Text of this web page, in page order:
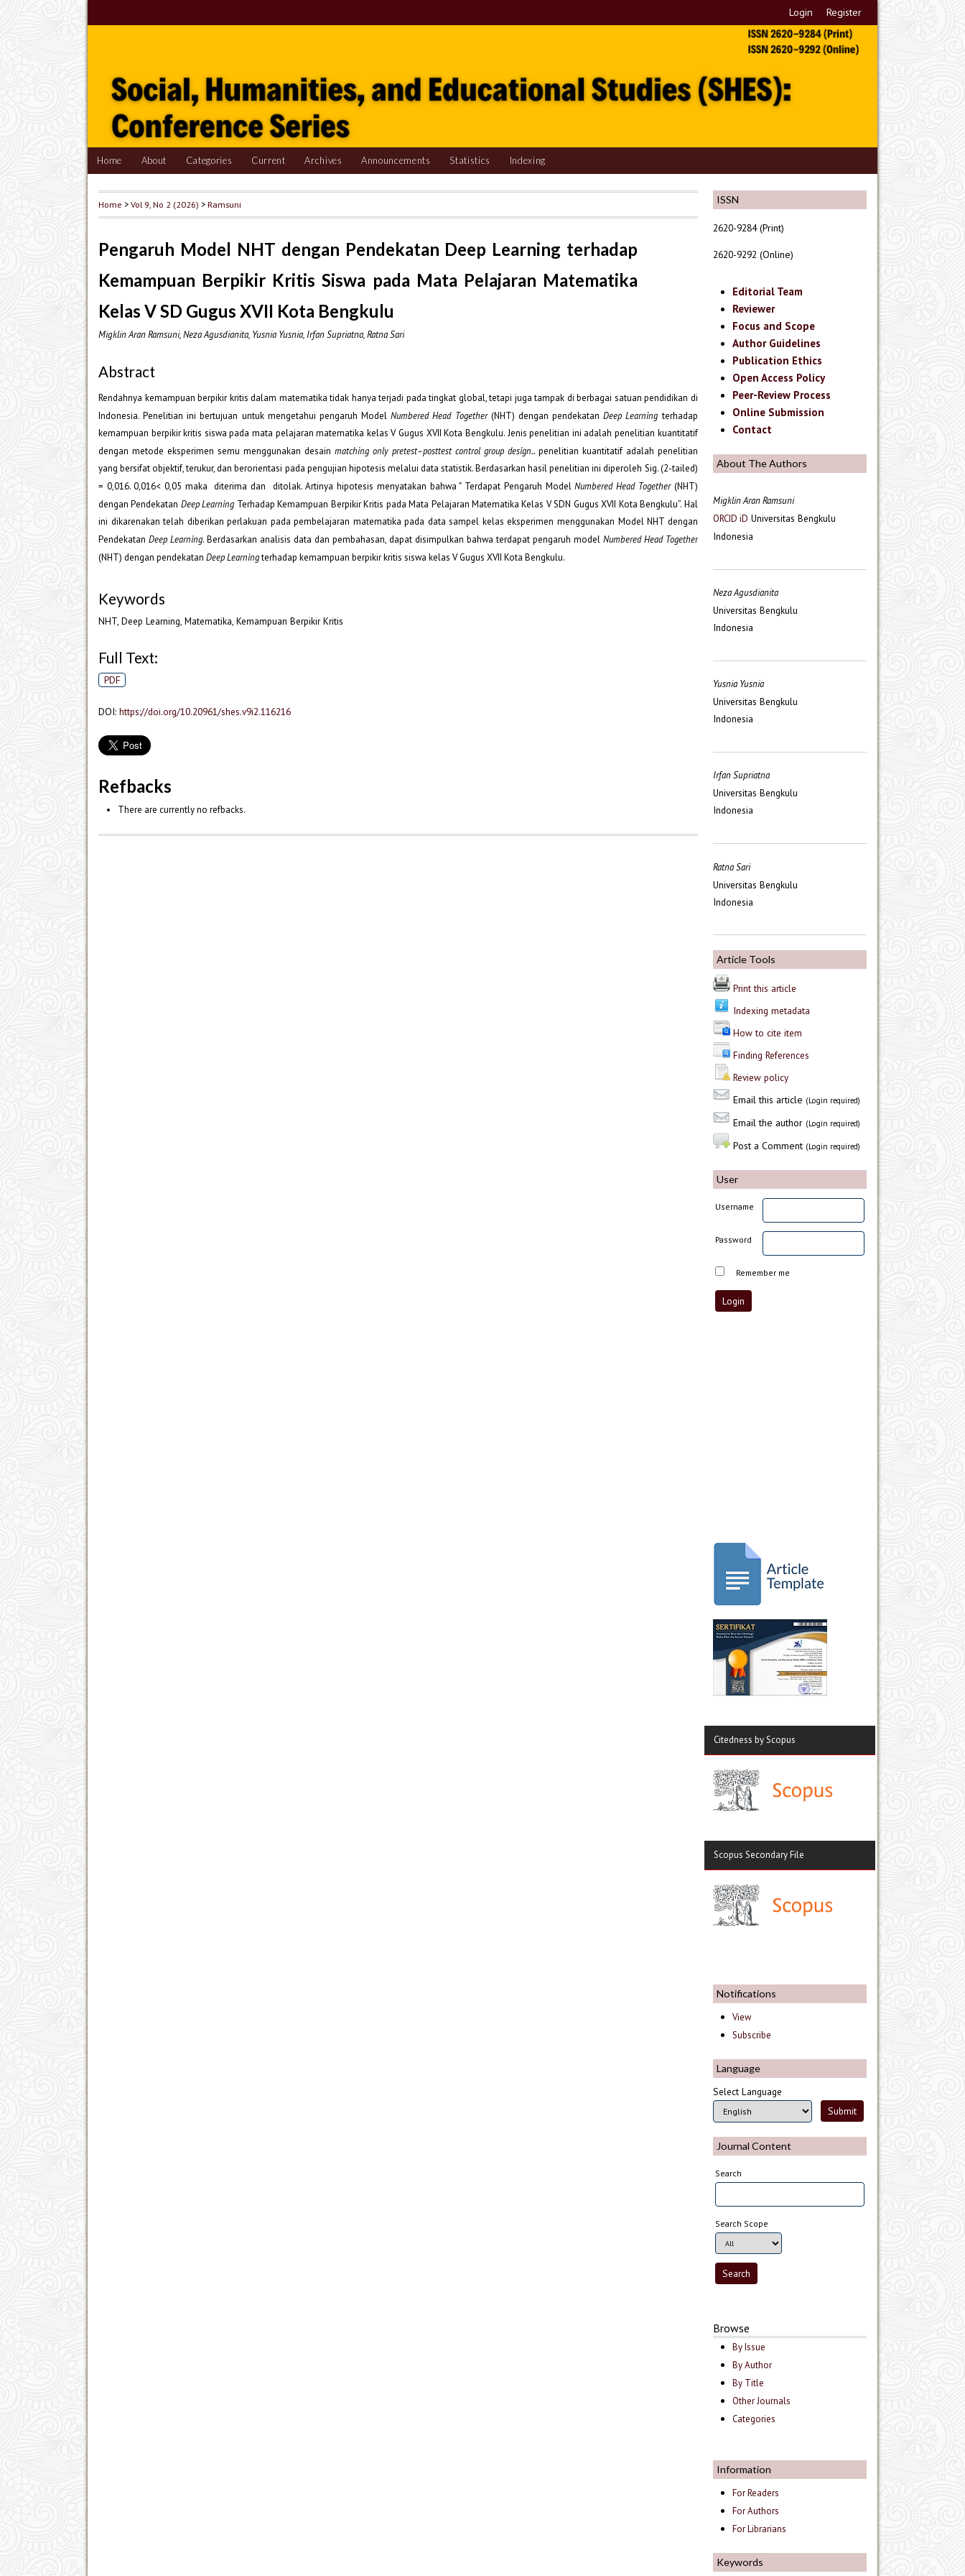
Login Register
Home About Categories Current Archives Announcements Statistics Indexing
ISSN
2620-9284 (Print)
2620-9292 (Online)
Editorial Team
Reviewer
Focus and Scope
Author Guidelines
Publication Ethics
Open Access Policy
Peer-Review Process
Online Submission
Contact
About The Authors
Migklin Aran Ramsuni
ORCID iD Universitas Bengkulu
Indonesia
Neza Agusdianita
Universitas Bengkulu
Indonesia
Yusnia Yusnia
Universitas Bengkulu
Indonesia
Irfan Supriatna
Universitas Bengkulu
Indonesia
Ratna Sari
Universitas Bengkulu
Indonesia
Article Tools
Print this article
Indexing metadata
How to cite item
Finding References
Review policy
Email this article (Login required)
Email the author (Login required)
Post a Comment (Login required)
User
Username
Password
Remember me
Citedness by Scopus
Scopus Secondary File
Notifications
View
Subscribe
Language
Select Language
Journal Content
Search
Search Scope
Browse
By Issue
By Author
By Title
Other Journals
Categories
Information
For Readers
For Authors
For Librarians
Keywords
Home >Vol 9, No 2 (2026) >Ramsuni
Pengaruh Model NHT dengan Pendekatan Deep Learning terhadap
Kemampuan Berpikir Kritis Siswa pada Mata Pelajaran Matematika
Kelas V SD Gugus XVII Kota Bengkulu
Migklin Aran Ramsuni, Neza Agusdianita, Yusnia Yusnia, Irfan Supriatna, Ratna Sari
Abstract
Rendahnya kemampuan berpikir kritis dalam matematika tidak hanya terjadi pada tingkat global, tetapi juga tampak di berbagai satuan pendidikan di
Indonesia. Penelitian ini bertujuan untuk mengetahui pengaruh ModelNumbered Head Together(NHT) dengan pendekatanDeep Learning terhadap
kemampuan berpikir kritis siswa pada mata pelajaran matematika kelas V Gugus XVII Kota Bengkulu. Jenis penelitian ini adalah penelitian kuantitatif
dengan metode eksperimen semu menggunakan desain matching only pretest–posttest control group design.. penelitian kuantitatif adalah penelitian
yang bersifat objektif, terukur, dan berorientasi pada pengujian hipotesis melalui data statistik. Berdasarkan hasil penelitian ini diperoleh Sig. (2-tailed)
= 0,016. 0,016< 0,05 maka diterima dan ditolak. Artinya hipotesis menyatakan bahwa " Terdapat Pengaruh ModelNumbered Head Together(NHT)
dengan Pendekatan Deep Learning Terhadap Kemampuan Berpikir Kritis pada Mata Pelajaran Matematika Kelas V SDN Gugus XVII Kota Bengkulu”. Hal
ini dikarenakan telah diberikan perlakuan pada pembelajaran matematika pada data sampel kelas eksperimen menggunakan Model NHT dengan
Pendekatan Deep Learning. Berdasarkan analisis data dan pembahasan, dapat disimpulkan bahwa terdapat pengaruh model Numbered Head Together
(NHT) dengan pendekatan Deep Learningterhadap kemampuan berpikir kritis siswa kelas V Gugus XVII Kota Bengkulu.
Keywords
NHT, Deep Learning, Matematika, Kemampuan Berpikir Kritis
Full Text:
PDF
DOI: https://doi.org/10.20961/shes.v9i2.116216
Refbacks
There are currently no refbacks.